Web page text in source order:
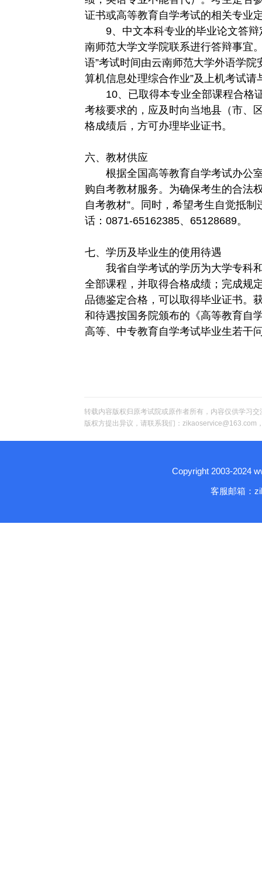
证书或高等教育自学考试的相关专业
9、中文本科专业的毕业论文答辩
南师范大学文学院联系进行答辩事宜
语”考试时间由云南师范大学外语学
算机信息处理综合作业”及上机考试
10、已取得本专业全部课程合格证
考核要求的，应及时向当地县（市、
格成绩后，方可办理毕业证书。
六、教材供应
根据全国高等教育自学考试办公室
购自考教材服务。为确保考生的合法
自考教材”。同时，希望考生自觉抵
话：0871-65162385、65128689。
七、学历及毕业生的使用待遇
我省自学考试的学历为大学专科和
全部课程，并取得合格成绩；完成规
品德鉴定合格，可以取得毕业证书。
和待遇按国务院颁布的《高等教育自
高等、中专教育自学考试毕业生若干
转载内容版权归原考试院或原作者所有，内容仅供学习
版权方提出异议，请联系我们：zikaoservice@163.com
Copyright 2003-2024
客服邮箱：